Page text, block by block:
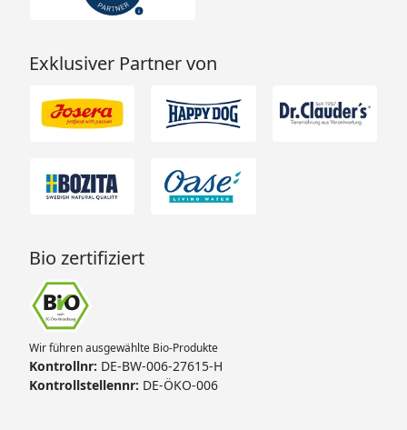
Exklusiver Partner von
Bio zertifiziert
Wir führen ausgewählte Bio-Produkte
Kontrollnr: DE-BW-006-27615-H
Kontrollstellennr: DE-ÖKO-006